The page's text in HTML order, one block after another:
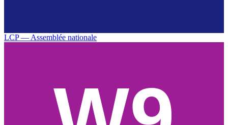
LCP — Assemblée nationale